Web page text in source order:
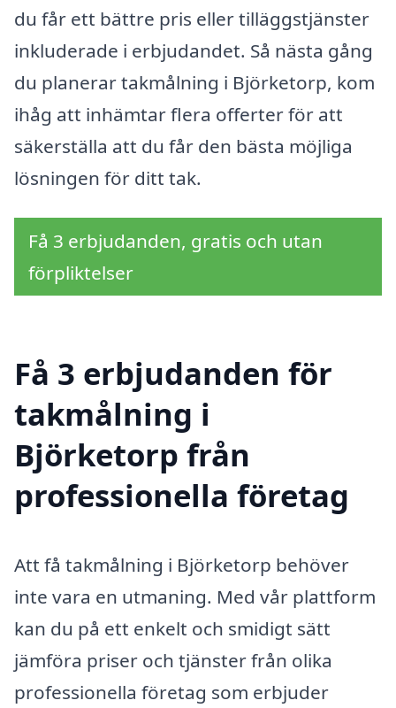
du får ett bättre pris eller tilläggstjänster
inkluderade i erbjudandet. Så nästa gång
du planerar takmålning i Björketorp, kom
ihåg att inhämtar flera offerter för att
säkerställa att du får den bästa möjliga
lösningen för ditt tak.
Få 3 erbjudanden, gratis och utan
förpliktelser
Få 3 erbjudanden för
takmålning i
Björketorp från
professionella företag
Att få takmålning i Björketorp behöver
inte vara en utmaning. Med vår plattform
kan du på ett enkelt och smidigt sätt
jämföra priser och tjänster från olika
professionella företag som erbjuder